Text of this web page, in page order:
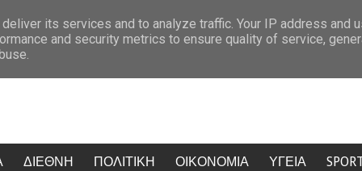
Κρίση στο κόμμα Καρυστιανού: Δύο ακόμη στελέχη
ΔΙΕΘΝΗ ΠΟΛΙΤΙΚΗ ΟΙΚΟΝΟΜΙΑ ΥΓΕΙΑ
its services and to analyze traffic. Your IP address and
and security metrics to ensure quality of service,